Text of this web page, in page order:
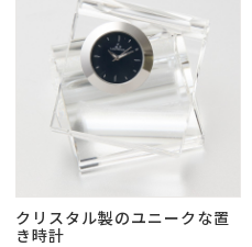
クリスタル製のユニークな置
き時計